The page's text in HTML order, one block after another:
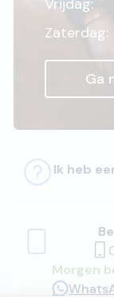
Zaterdag:
Ga
Ik heb
Morgen